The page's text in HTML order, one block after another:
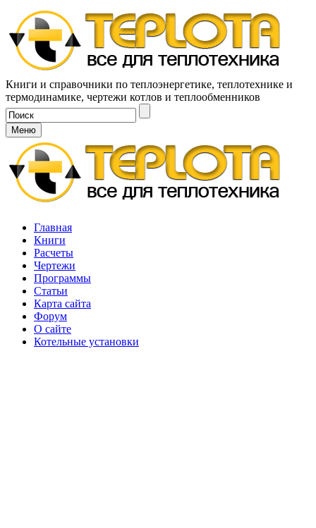
Книги и справочники по теплоэнергетике, теплотехнике и
термодинамике, чертежи котлов и теплообменников
Меню
Главная
Книги
Расчеты
Чертежи
Программы
Статьи
Карта сайта
Форум
О сайте
Котельные установки